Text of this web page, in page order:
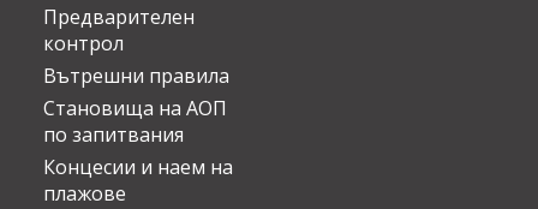
Предварителен
контрол
Вътрешни правила
Становища на АОП
по запитвания
Концесии и наем на
плажове